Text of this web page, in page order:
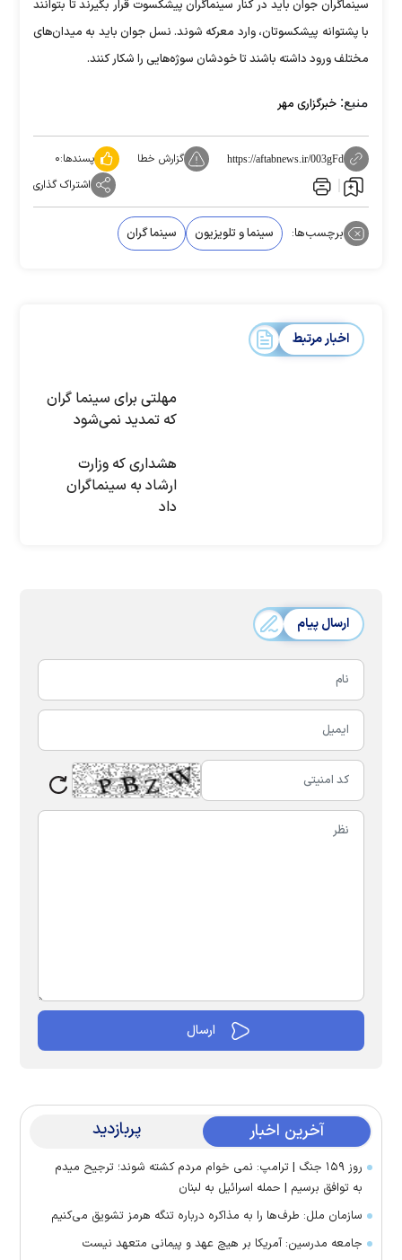
سینماگران جوان باید در کنار سینماگران پیشکسوت قرار بگیرند تا بتوانند
با پشتوانه پیشکسوتان، وارد معرکه شوند. نسل جوان باید به میدان‌های
مختلف ورود داشته باشند تا خودشان سوژه‌هایی را شکار کنند.
منبع: خبرگزاری مهر
https://aftabnews.ir/003gFd گزارش خطا پسندها:۰
اشتراک گذاری
برچسب‌ها: سینما و تلویزیون سینما گران
اخبار مرتبط
مهلتی برای سینما گران
که تمدید نمی‌شود
هشداری که وزارت
ارشاد به سینماگران
داد
ارسال پیام
آخرین اخبار پربازدید
روز ۱۵۹ جنگ | ترامپ: نمی خوام مردم کشته شوند؛ ترجیح میدم
به توافق برسیم | حمله اسرائیل به لبنان
سازمان ملل: طرف‌ها را به مذاکره درباره تنگه هرمز تشویق می‌کنیم
جامعه مدرسین: آمریکا بر هیچ عهد و پیمانی متعهد نیست